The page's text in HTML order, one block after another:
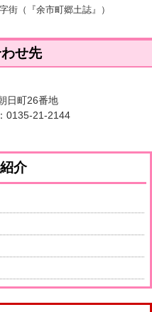
街（『余市町郷土誌』）
せ先
日町26番地
0135-21-2144
介